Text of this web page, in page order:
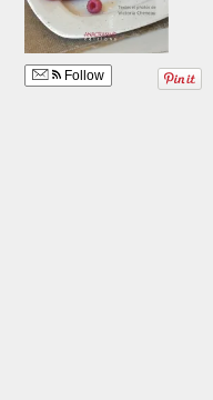
Follow